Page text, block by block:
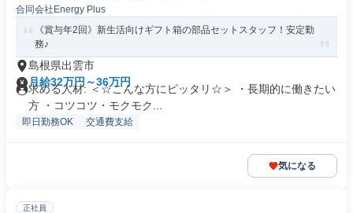
合同会社Energy Plus
《賞与年2回》新生活向けギフト箱の部品セットスタッフ！安定勤
務♪
島根県出雲市
月給32万円～36万円
求める人材: ＜☆こんな方にピッタリ☆＞ ・長期的に働きたい
方 ・コツコツ・モクモク...
即日勤務OK 交通費支給
気になる
正社員